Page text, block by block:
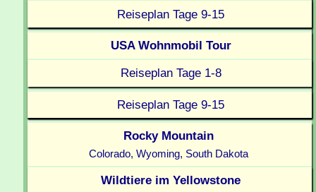
Reiseplan Tage 9-15
USA Wohnmobil Tour
Reiseplan Tage 1-8
Reiseplan Tage 9-15
Rocky Mountain
Colorado, Wyoming, South Dakota
Wildtiere im Yellowstone